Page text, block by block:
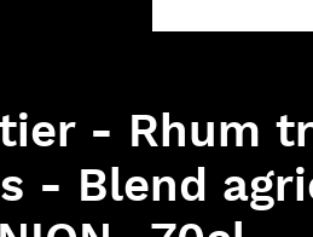
- Rhum
- Blend